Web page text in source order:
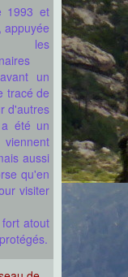
1993 et
appuyée
les
un
tracé de
d'autres
été un
aussi
qu'en
visiter
atout